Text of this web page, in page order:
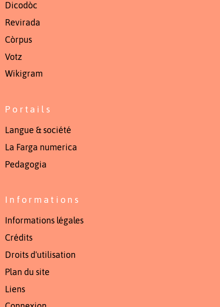
Dicodòc
Revirada
Còrpus
Votz
Wikigram
Portails
Langue & société
La Farga numerica
Pedagogia
Informations
Informations légales
Crédits
Droits d'utilisation
Plan du site
Liens